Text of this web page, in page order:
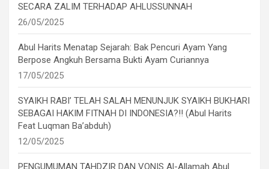
SECARA ZALIM TERHADAP AHLUSSUNNAH
26/05/2025
Abul Harits Menatap Sejarah: Bak Pencuri Ayam Yang
Berpose Angkuh Bersama Bukti Ayam Curiannya
17/05/2025
SYAIKH RABI’ TELAH SALAH MENUNJUK SYAIKH BUKHARI
SEBAGAI HAKIM FITNAH DI INDONESIA?!! (Abul Harits
Feat Luqman Ba’abduh)
12/05/2025
PENGUMUMAN TAHDZIR DAN VONIS Al-Allamah Abul